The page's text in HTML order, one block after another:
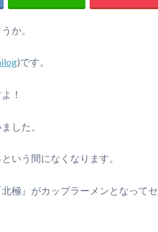
か。
)です。
！
した。
いう間になくなります。
極』がカップラーメンとなってセ